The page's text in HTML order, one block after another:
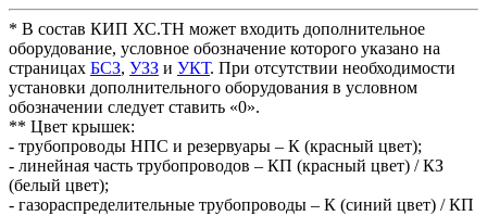
* В состав КИП ХС.ТН может входить дополнительное
оборудование, условное обозначение которого указано на
страницах БСЗ, УЗЗ и УКТ. При отсутствии необходимости
установки дополнительного оборудования в условном
обозначении следует ставить «0».
** Цвет крышек:
- трубопроводы НПС и резервуары – К (красный цвет);
- линейная часть трубопроводов – КП (красный цвет) / КЗ
(белый цвет);
- газораспределительные трубопроводы – К (синий цвет) / КП